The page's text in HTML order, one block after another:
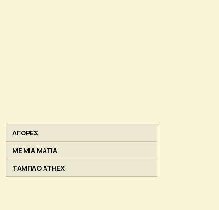
ΑΓΟΡΕΣ
ΜΕ ΜΙΑ ΜΑΤΙΑ
ΤΑΜΠΛΟ ATHEX